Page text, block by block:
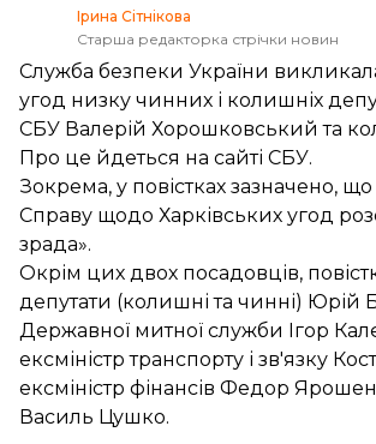
Ірина Сітнікова
Старша редакторка стрічки новин
Служба безпеки України
угод низку чинних і колишніх
СБУ Валерій Хорошковський та
Про це йдеться на сайті СБУ.
Зокрема, у повістках зазначено,
Справу щодо Харківських угод
зрада».
Окрім цих двох посадовців,
депутати (колишні та чинні) Юрій
Державної митної служби Ігор
ексміністр транспорту і зв'язку
ексміністр фінансів Федор
Василь Цушко.